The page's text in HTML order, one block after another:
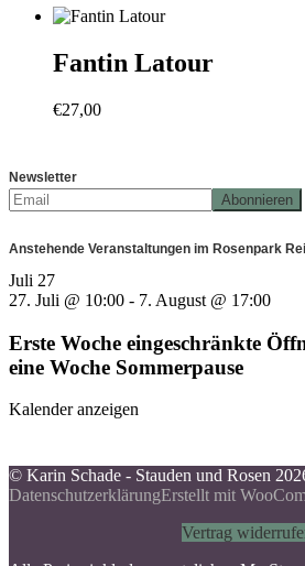
Fantin Latour
€27,00
Newsletter
Anstehende Veranstaltungen im Rosenpark
Juli 27
27. Juli @ 10:00 - 7. August @ 17:00
Erste Woche eingeschränkte
eine Woche Sommerpause
Kalender anzeigen
© Karin Schade - Stauden und Rosen
DatenschutzerklärungErstellt mit
Vertrag